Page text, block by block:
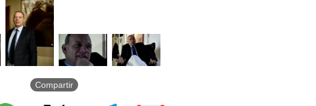
Compartir